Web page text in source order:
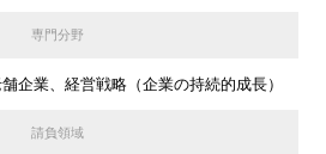
専門分野
企業、経営戦略（企業の持続的成長）
請負領域